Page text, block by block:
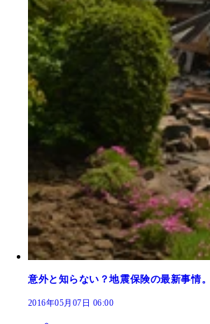
火災保険の基礎知識
水害は誰にとっても無縁でい
罹災を装って火災保険を請求
意外と知らない？地震保険の最新事情
2016年05月07日 06:00